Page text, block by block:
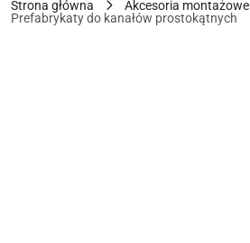
Strona główna
Akcesoria montażowe
Prefabrykaty do kanałów prostokątnych